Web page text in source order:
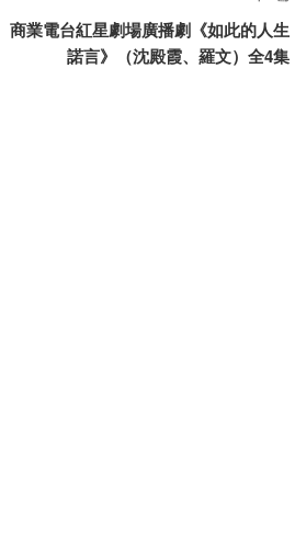
商業電台紅星劇場廣播劇《如此的人生
諾言》（沈殿霞、羅文）全4集